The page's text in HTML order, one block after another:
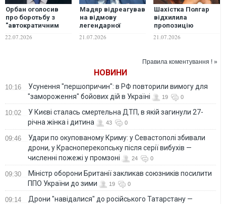
Орбан оголосив
про боротьбу з
"автократичним
Мадяра: хоче
22.07.2026
Мадяр відреагував
на відмову
легендарної
посади президента
21.07.2026
Шахістка Полгар
відхилила
пропозицію
президенткою
21.07.2026
Правила коментування ! »
НОВИНИ
10:16
Усунення "першопричин": в РФ повторили вимогу для
"замороження" бойових дій в Україні
19 0
10:02
У Києві сталась смертельна ДТП, в якій загинули 27-
річна жінка і дитина
43 0
09:46
Удари по окупованому Криму: у Севастополі збивали
дрони, у Красноперекопську після серії вибухів —
численні пожежі у промзоні
24 0
09:30
Міністр оборони Британії закликав союзників посилити
ППО України до зими
19 0
09:14
Дрони "навідалися" до російського Татарстану —